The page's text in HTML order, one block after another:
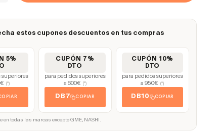
estos cupones descuentos en tus compras
5%
superiores
(*)
CUPÓN 7%
DTO
para pedidos superiores
a 600€
(*)
DB7 COPIAR
CUPÓN 10%
DTO
para pedidos superiores
a 950€
(*)
DB10 COPIAR
en todas las marcas excepto GME, NASHI.